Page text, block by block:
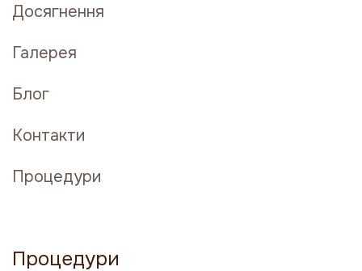
Досягнення
Галерея
Блог
Контакти
Процедури
Процедури